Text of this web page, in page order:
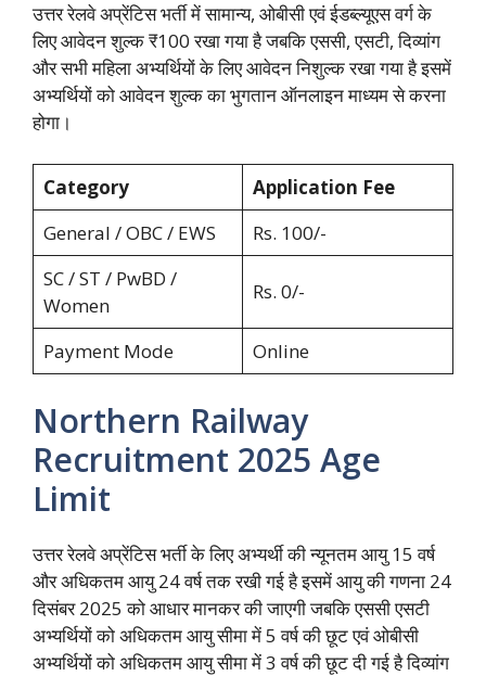
उत्तर रेलवे अप्रेंटिस भर्ती में सामान्य, ओबीसी एवं ईडब्ल्यूएस वर्ग के
लिए आवेदन शुल्क ₹100 रखा गया है जबकि एससी, एसटी, दिव्यांग
और सभी महिला अभ्यर्थियों के लिए आवेदन निशुल्क रखा गया है इसमें
अभ्यर्थियों को आवेदन शुल्क का भुगतान ऑनलाइन माध्यम से करना
होगा।
Category
Application Fee
General / OBC / EWS
Rs. 100/-
SC / ST / PwBD /
Women
Rs. 0/-
Payment Mode Online
Northern Railway
Recruitment 2025 Age
Limit
उत्तर रेलवे अप्रेंटिस भर्ती के लिए अभ्यर्थी की न्यूनतम आयु 15 वर्ष
और अधिकतम आयु 24 वर्ष तक रखी गई है इसमें आयु की गणना 24
दिसंबर 2025 को आधार मानकर की जाएगी जबकि एससी एसटी
अभ्यर्थियों को अधिकतम आयु सीमा में 5 वर्ष की छूट एवं ओबीसी
अभ्यर्थियों को अधिकतम आयु सीमा में 3 वर्ष की छूट दी गई है दिव्यांग